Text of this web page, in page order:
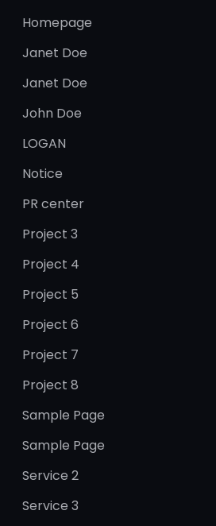
Homepage
Janet Doe
Janet Doe
John Doe
LOGAN
Notice
PR center
Project 3
Project 4
Project 5
Project 6
Project 7
Project 8
Sample Page
Sample Page
Service 2
Service 3